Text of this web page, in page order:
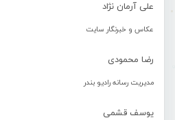
علی آرمان نژاد
عکاس و خبرنگار سایت
رضا محمودی
مدیریت رسانه رادیو بندر
یوسف قشمی